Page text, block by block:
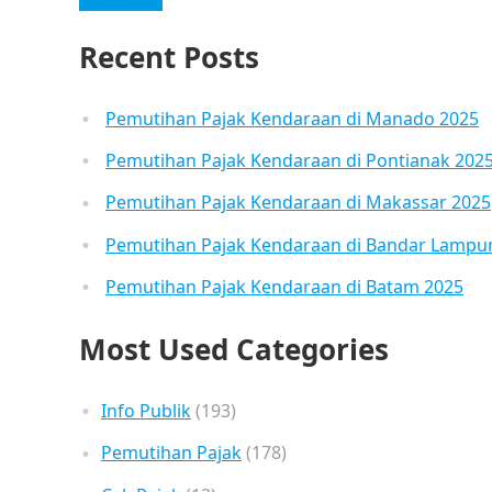
Recent Posts
Pemutihan Pajak Kendaraan di Manado 2025
Pemutihan Pajak Kendaraan di Pontianak
Pemutihan Pajak Kendaraan di Makassar 2025
Pemutihan Pajak Kendaraan di Bandar
Pemutihan Pajak Kendaraan di Batam 2025
Most Used Categories
Info Publik(193)
Pemutihan Pajak(178)